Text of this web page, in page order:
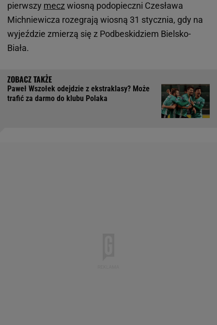
pierwszy mecz wiosną podopieczni Czesława
Michniewicza rozegrają wiosną 31 stycznia, gdy na
wyjeździe zmierzą się z Podbeskidziem Bielsko-
Biała.
Paweł Wszołek odejdzie z ekstraklasy? Może
trafić za darmo do klubu Polaka